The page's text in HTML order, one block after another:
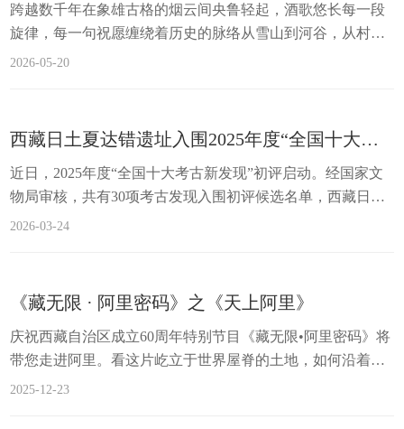
跨越数千年在象雄古格的烟云间央鲁轻起，酒歌悠长每一段
旋律，每一句祝愿缠绕着历史的脉络从雪山到河谷，从村庄
到帐房渗透进阿里每个角落成为这片高原最动人的回响让我
背景与历史底蕴宛如历史长河中一颗熠熠生辉的明珠央鲁是
在各类仪式庆典的“央孜”敬酒环节所演唱的酒歌类歌曲门
士“央鲁”歌传唱度极高在该地区新年、...
2026-05-20
西藏日土夏达错遗址入围2025年度“全国十大考古新发现”初评
近日，2025年度“全国十大考古新发现”初评启动。经国家文
物局审核，共有30项考古发现入围初评候选名单，西藏日土
夏达错遗址位列其中。初评结果将于近期产生，最终将有20
由霍巍、李永宪等人发现并报道，因采集物中包括“手斧”而
备受关注。2019年，四川大学考古队在调查中新发现一处具
有原生堆积的地点。经国家文物局批准，...
2026-03-24
《藏无限 · 阿里密码》之《天上阿里》
庆祝西藏自治区成立60周年特别节目《藏无限•阿里密码》将
带您走进阿里。看这片屹立于世界屋脊的土地，如何沿着先
遣连开拓的道路，以昂扬姿态续写六十载发展变迁的新篇
2025-12-23